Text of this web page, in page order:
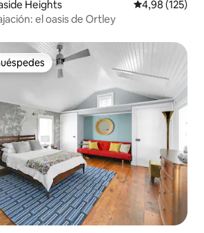
Heights Calificación
4,98 (125)
el oasis de Ortley
más destacados